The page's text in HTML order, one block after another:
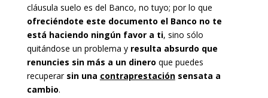
cláusula suelo es del Banco, no tuyo; por lo que
ofreciéndote este documento el Banco no te
está haciendo ningún favor a ti, sino sólo
quitándose un problema y resulta absurdo que
renuncies sin más a un dinero que puedes
recuperar sin una contraprestaciónsensata a
cambio.